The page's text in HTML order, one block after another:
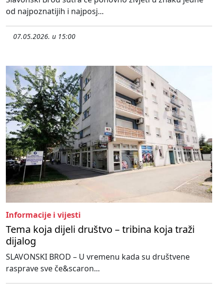
od najpoznatijih i najposj...
07.05.2026. u 15:00
Informacije i vijesti
Tema koja dijeli društvo – tribina koja traži
dijalog
SLAVONSKI BROD – U vremenu kada su društvene
rasprave sve če&scaron...